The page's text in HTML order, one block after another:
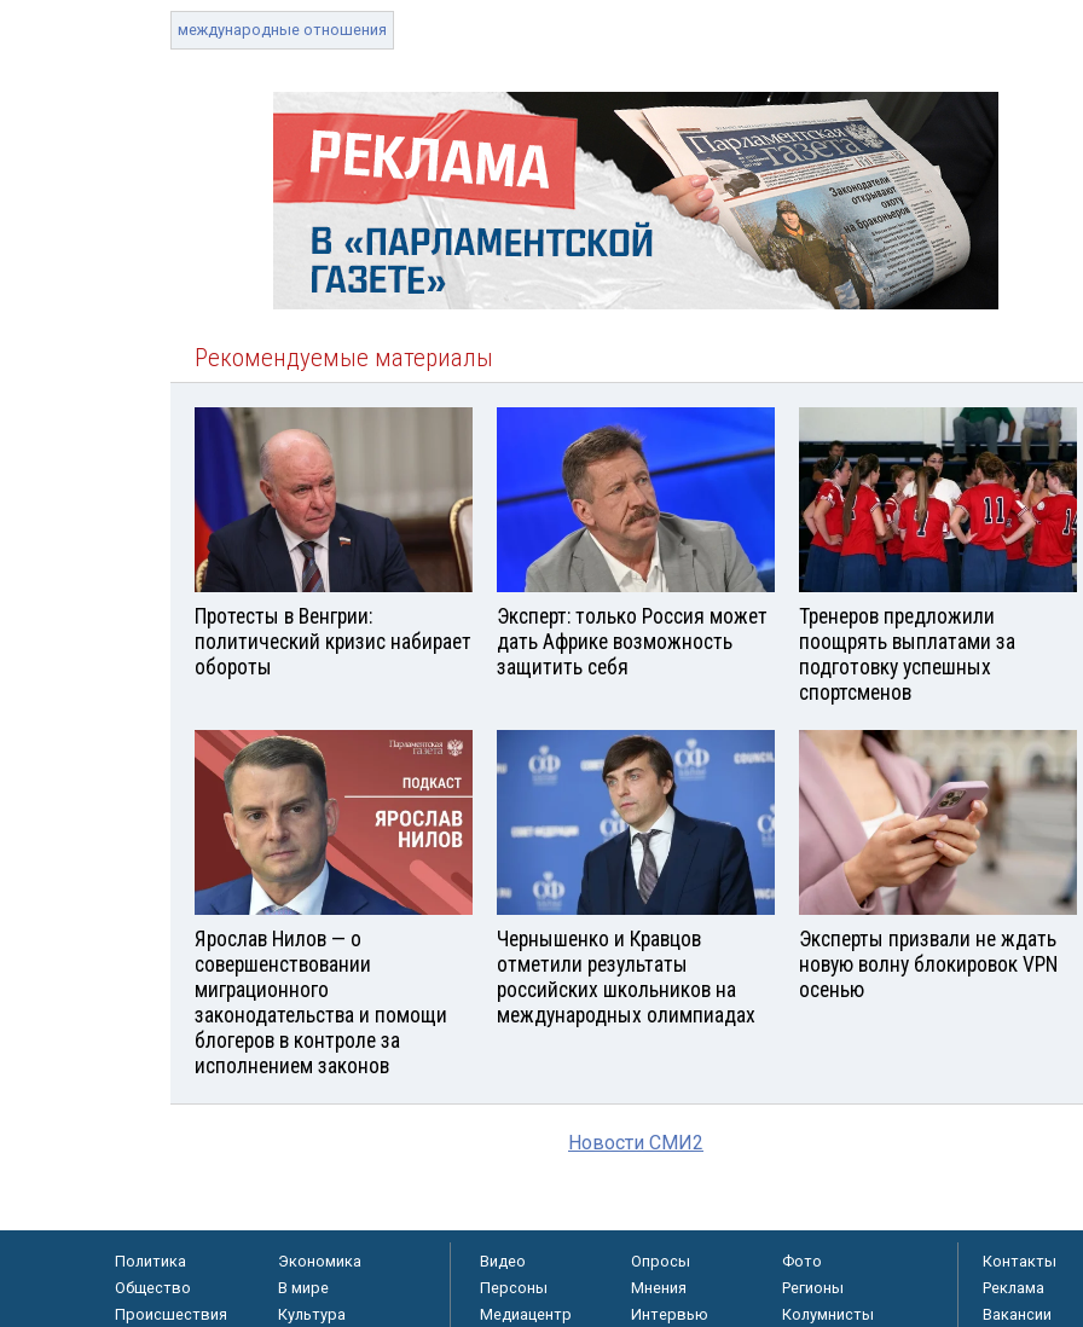
международные отношения
Рекомендуемые материалы
Протесты в Венгрии:
политический кризис набирает
обороты
Эксперт: только Россия может
дать Африке возможность
защитить себя
Тренеров предложили
поощрять выплатами за
подготовку успешных
спортсменов
Ярослав Нилов — о
совершенствовании
миграционного
законодательства и помощи
блогеров в контроле за
исполнением законов
Чернышенко и Кравцов
отметили результаты
российских школьников на
международных олимпиадах
Эксперты призвали не ждать
новую волну блокировок VPN
осенью
Новости СМИ2
Политика
Экономика
Общество
В мире
Происшествия
Культура
Видео Опросы
Фото
Персоны
Мнения
Регионы
Медиацентр
Интервью Колумнисты
Контакты
Реклама
Вакансии